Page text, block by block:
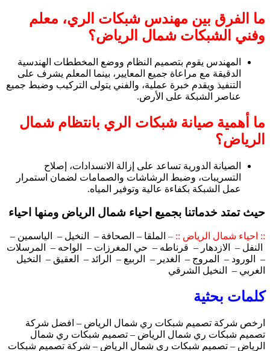
ما الفرق بين مهندس شبكات الري، معلم
وفني الشبكات شمال الرياض؟
المهندس يقوم بتصميم النظام ووضع المخططات الهندسية
الدقيقة مع مراعاة جميع المعايير، بينما المعلم يشرف على
التنفيذ ويقدم خبرة عملية، والفني يتولى التركيب وضبط جميع
عناصر الشبكة على الأرض.
ما أهمية صيانة شبكات الري بانتظام شمال
الرياض؟
الصيانة الدورية تساعد على إزالة الانسدادات، إصلاح
التسريبات، وضبط الرشاشات والصمامات لضمان استمرار
عمل الشبكة بكفاءة عالية وتوفير المياه.
حيث تمتد خدماتنا بجميع احياء شمال الرياض ومنها احياء
:: احياء شمال الرياض :: – الملقا – الصحافة – النخيل – الياسمين –
النفل – الازدهار – قرناطه – حي المغرزات – الواحه – المرسلات
– الورود – المروج – الغدير – الربيع – الرائد – العقيق – النخيل
الغربي – النخيل الشرقي
كلمات بحثية
ارخص شركة تصميم شبكات ري شمال الرياض – افضل شركة
تصميم شبكات ري شمال الرياض – تصميم شبكات ري شمال
الرياض – تصميم شبكات ري شمال الرياض – شركة تصميم شبكات